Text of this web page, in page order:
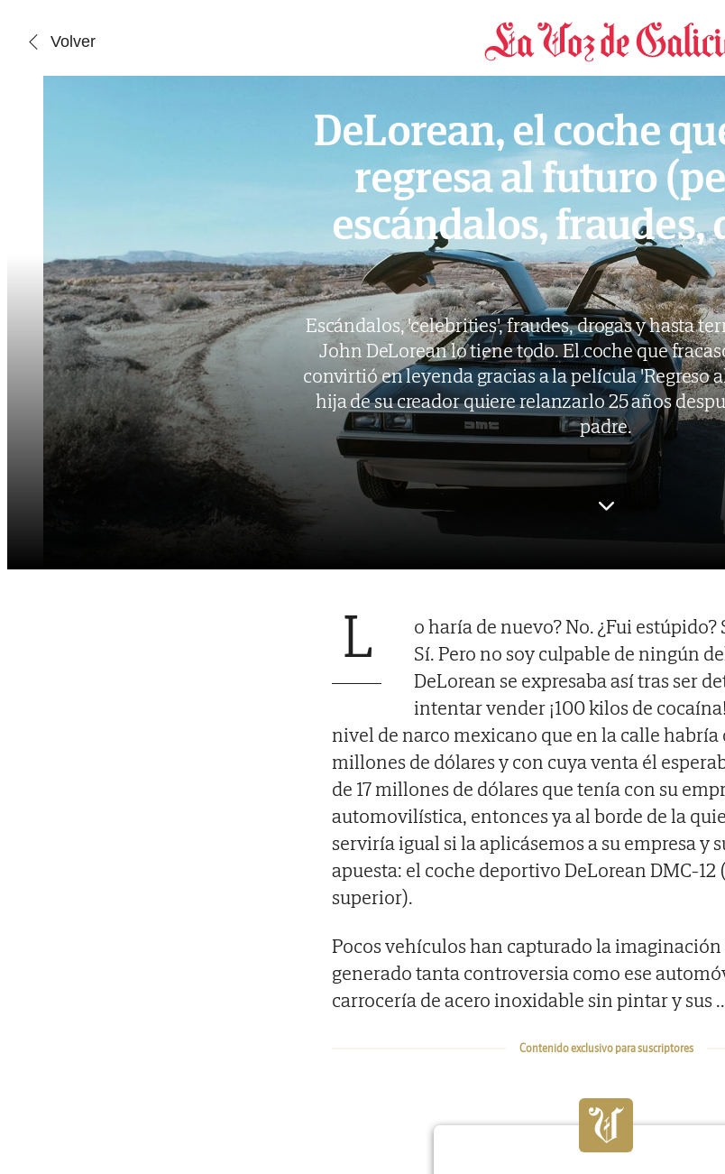
Volver
La increíble vida de su creador
DeLorean, el coche
regresa al futuro
escándalos, fraudes,
Escándalos, 'celebrities', fraudes, drogas y hasta
John DeLorean lo tiene todo. El coche que
convirtió en leyenda gracias a la película 'Regreso
hija de su creador quiere relanzarlo 25 años
padre.
L
o haría de nuevo? No. ¿Fui estúpido?
Sí. Pero no soy culpable de ningún
DeLorean se expresaba así tras ser
intentar vender ¡100 kilos de
nivel de narco mexicano que en la calle habría
millones de dólares y con cuya venta él
de 17 millones de dólares que tenía con su
automovilística, entonces ya al borde de la
serviría igual si la aplicásemos a su empresa y
apuesta: el coche deportivo DeLorean DMC-12
superior).
Pocos vehículos han capturado la
generado tanta controversia como ese
carrocería de acero inoxidable sin pintar y sus
Contenido exclusivo para suscriptores